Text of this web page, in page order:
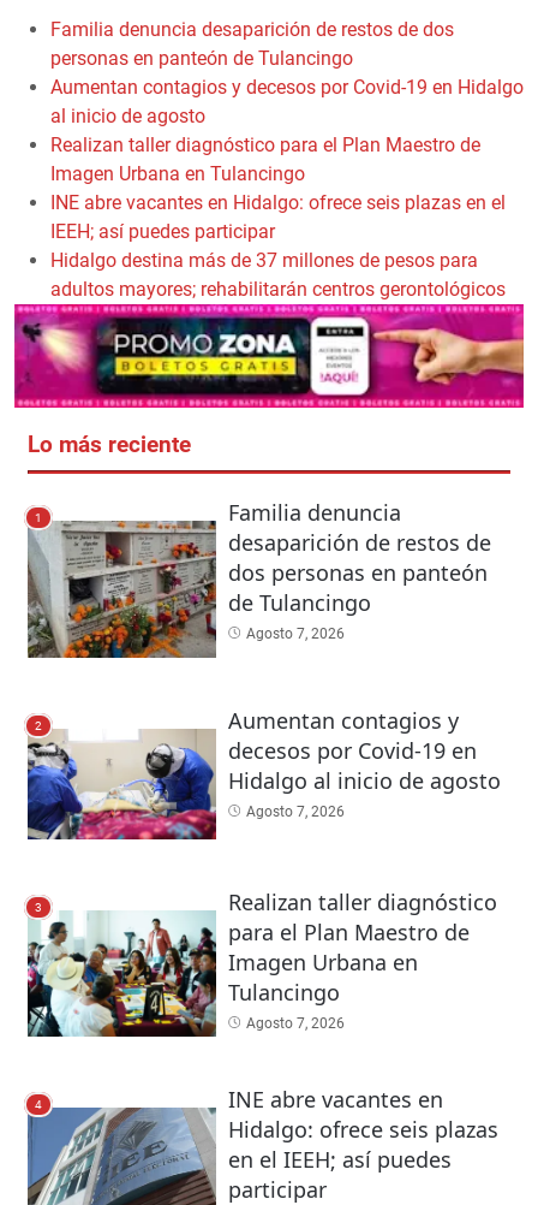
Familia denuncia desaparición de restos de dos
personas en panteón de Tulancingo
Aumentan contagios y decesos por Covid-19 en Hidalgo
al inicio de agosto
Realizan taller diagnóstico para el Plan Maestro de
Imagen Urbana en Tulancingo
INE abre vacantes en Hidalgo: ofrece seis plazas en el
IEEH; así puedes participar
Hidalgo destina más de 37 millones de pesos para
adultos mayores; rehabilitarán centros gerontológicos
Lo más reciente
1
Familia denuncia
desaparición de restos de
dos personas en panteón
de Tulancingo
Agosto 7, 2026
2
Aumentan contagios y
decesos por Covid-19 en
Hidalgo al inicio de agosto
Agosto 7, 2026
3
Realizan taller diagnóstico
para el Plan Maestro de
Imagen Urbana en
Tulancingo
Agosto 7, 2026
4
INE abre vacantes en
Hidalgo: ofrece seis plazas
en el IEEH; así puedes
participar